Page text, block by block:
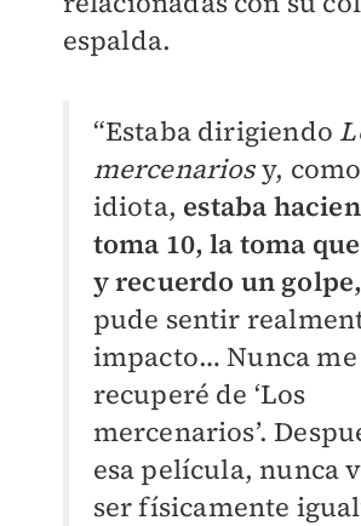
espalda.
“Estaba dirigiendo
mercenariosy,
idiota, estaba
toma 10, la toma
y recuerdo un golpe,
pude sentir
impacto… Nunca me
recuperé de ‘Los
mercenarios’.
esa película, nunca
ser físicamente